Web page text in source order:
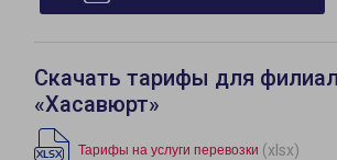
Скачать тарифы для
«Хасавюрт»
Тарифы на услуги перевозки (xlsx)